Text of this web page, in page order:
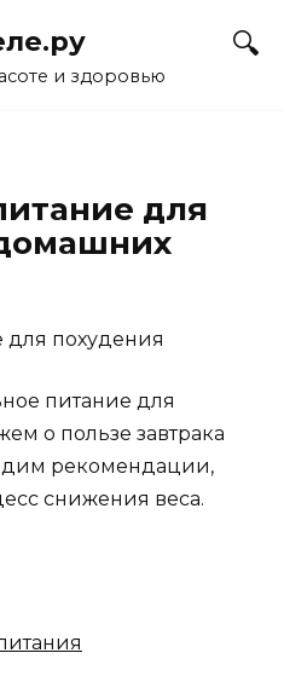
и здоровью
для
питание для
о пользе завтрака
рекомендации,
снижения веса.